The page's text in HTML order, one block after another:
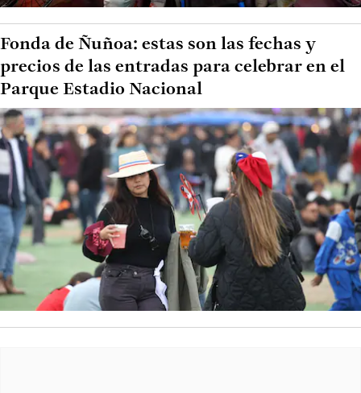
Fonda de Ñuñoa: estas son las fechas y
precios de las entradas para celebrar en el
Parque Estadio Nacional